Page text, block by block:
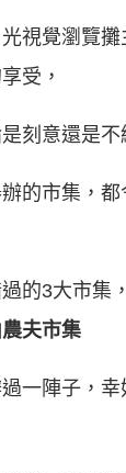
視覺瀏覽
受，
刻意還是不
的市集，
的3大市集，
夫市集
一陣子，